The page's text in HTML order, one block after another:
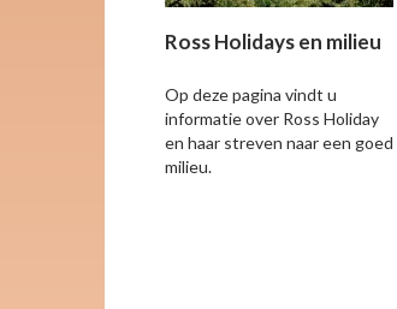
Ross Holidays en milieu
Op deze pagina vindt u
informatie over Ross Holiday
en haar streven naar een goed
milieu.